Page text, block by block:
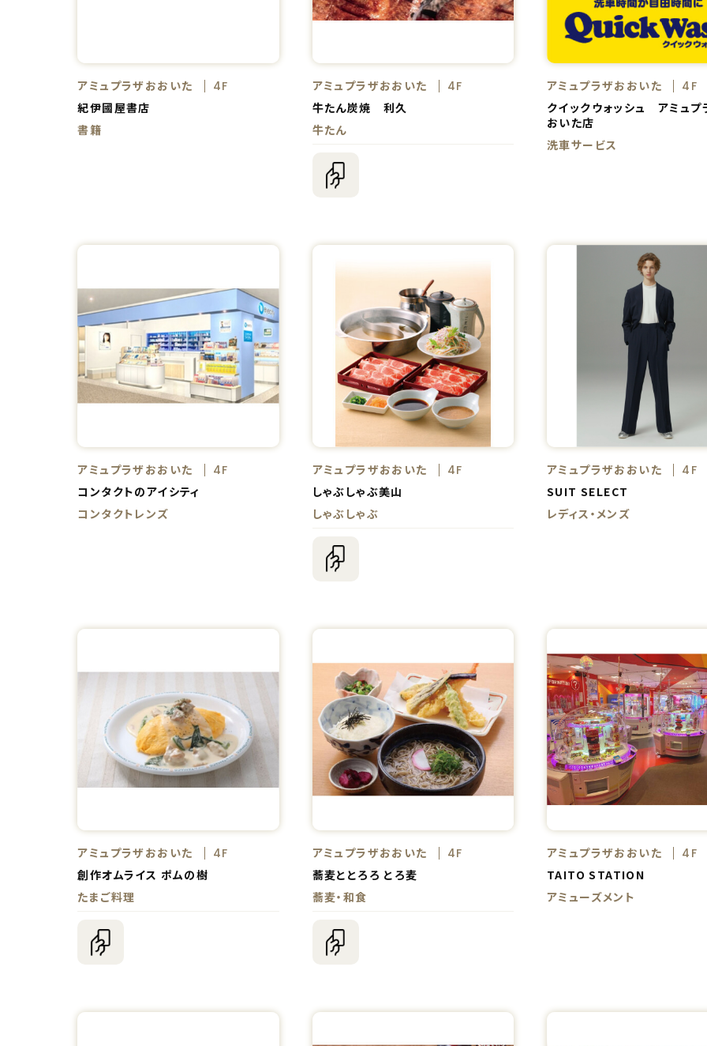
アミュプラザおおいた
4F
紀伊國屋書店
書籍
アミュプラザおおいた
4F
牛たん炭焼 利久
牛たん
アミュプラザおおいた
4F
クイックウォッシュ アミュプ
おいた店
洗車サービス
アミュプラザおおいた
4F
コンタクトのアイシティ
コンタクトレンズ
アミュプラザおおいた
4F
しゃぶしゃぶ美山
しゃぶしゃぶ
アミュプラザおおいた
4F
SUIT SELECT
レディス・メンズ
アミュプラザおおいた
4F
創作オムライス ポムの樹
たまご料理
アミュプラザおおいた
4F
蕎麦ととろろ とろ麦
蕎麦・和食
アミュプラザおおいた
4F
TAITO STATION
アミューズメント